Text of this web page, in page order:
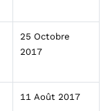
25 Octobre
2017
11 Août 2017